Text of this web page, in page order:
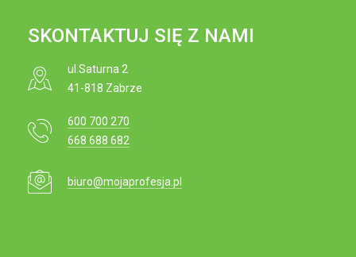
SKONTAKTUJ SIĘ Z NAMI
ul.Saturna 2
41-818 Zabrze
600 700 270
668 688 682
biuro@mojaprofesja.pl